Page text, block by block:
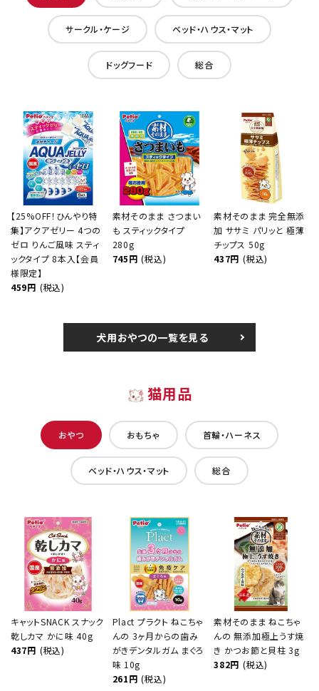
サークル・ケージ ベッド・ハウス・マット
ドッグフード 総合
【25%OFF！ひんやり特
集】アクアゼリー 4つの
ゼロ りんご風味 スティ
ックタイプ 8本入【会員
様限定】
459円 (税込)
素材そのまま さつまい
も スティックタイプ
280g
745円 (税込)
素材そのまま 完全無添
加 ササミ パリッと 極薄
チップス 50g
437円 (税込)
犬用おやつの一覧を見る
猫用品
おやつ おもちゃ 首輪・ハーネス
ベッド・ハウス・マット 総合
キャットSNACK スナック
乾しカマ かに味 40g
437円 (税込)
Plact プラクト ねこちゃ
んの 3ヶ月からの歯み
がきデンタルガム まぐろ
味 10g
261円 (税込)
素材そのまま ねこちゃ
んの 無添加極上うす焼
き かつお節と貝柱 3g
382円 (税込)